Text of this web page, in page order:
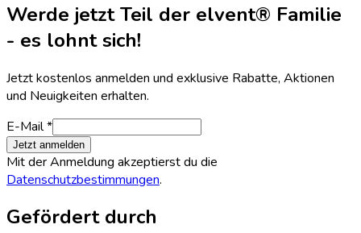
Werde jetzt Teil der elvent® Familie
- es lohnt sich!
Jetzt kostenlos anmelden und exklusive Rabatte, Aktionen
und Neuigkeiten erhalten.
E-Mail *
Jetzt anmelden
Mit der Anmeldung akzeptierst du die
Datenschutzbestimmungen.
Gefördert durch